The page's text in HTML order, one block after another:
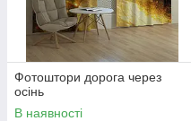
Фотоштори дорога через
осінь
В наявності